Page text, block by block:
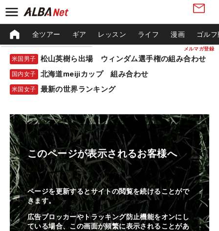
メルマガ登録
全ツアー ギア レッスン ライフ 漫画 ゴル
米国男子 松山英樹ら出場 ウィンダム選手権の組み合わせ
国内女子 北海道meijiカップ 組み合わせ
米国女子 最新の世界ランキング
このページが表示されるお客様へ
ページを更新するとサイトの閲覧を続けることがで
きます。
広告ブロッカーやトラッキング防止機能をオンにし
ている場合、この画面が頻繁に表示されることがあ